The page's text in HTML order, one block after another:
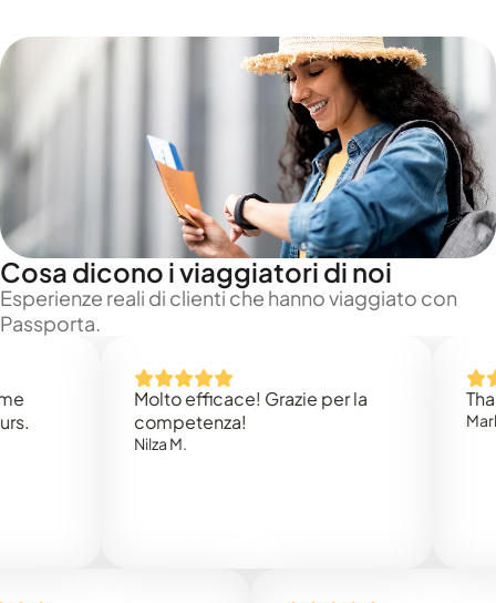
Cosa dicono i viaggiatori di noi
Esperienze reali di clienti che hanno viaggiato con
Passporta.
Molto efficace! Grazie per la
competenza!
Thank
Mark N.